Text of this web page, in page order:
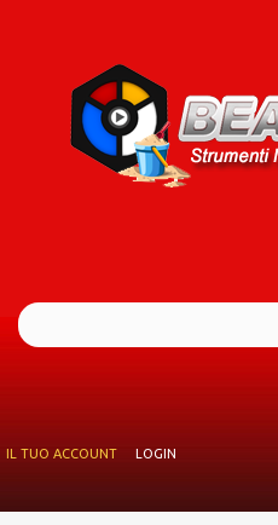
IL TUO ACCOUNT
LOGIN